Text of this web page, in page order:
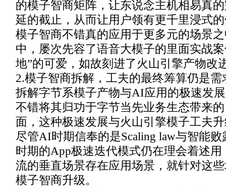
的模子智商矩阵，让东说念主机相易真
延的截止，从而让用户领有更千里浸式
模子智商不错真的应用于更多元的场景
中，屡次先容了语音大模子的里面实战
地”的可爱，如故刻进了火山引擎产物改
2.模子智商拆解，工夫的最终筹算仍是需
拆解字节系模子产物与AI应用的极速发
不错将其归功于字节当先业务生态带来
面，这种极速发展与火山引擎模子工夫
尽管AI时期信奉的是Scaling law与智能
时期的App极速迭代模式仍在理会着述
流的垂直场景存在应用场景，就针对这
模子智商升级。